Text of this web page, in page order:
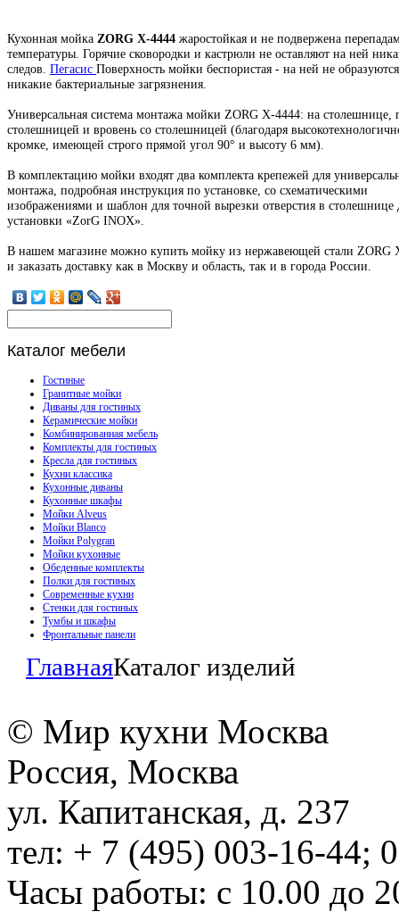
Кухонная мойка ZORG X-4444 жаростойкая и не подвержена
температуры. Горячие сковородки и кастрюли не оставляют на ней
следов. Пегасис Поверхность мойки беспористая - на ней не образуются
никакие бактериальные загрязнения.
Универсальная система монтажа мойки ZORG X-4444: на столешнице,
столешницей и вровень со столешницей (благодаря
кромке, имеющей строго прямой угол 90° и высоту 6 мм).
В комплектацию мойки входят два комплекта крепежей для
монтажа, подробная инструкция по установке, со схематическими
изображениями и шаблон для точной вырезки отверстия в столешнице
установки «ZorG INOX».
В нашем магазине можно купить мойку из нержавеющей стали ZORG
и заказать доставку как в Москву и область, так и в города России.
Каталог мебели
Гостиные
Гранитные мойки
Диваны для гостиных
Керамические мойки
Комбинированная мебель
Комплекты для гостиных
Кресла для гостиных
Кухни классика
Кухонные диваны
Кухонные шкафы
Мойки Alveus
Мойки Blanco
Мойки Polygran
Мойки кухонные
Обеденные комплекты
Полки для гостиных
Современные кухни
Стенки для гостиных
Тумбы и шкафы
Фронтальные панели
ГлавнаяКаталог изделий
© Мир кухни Москва
Россия, Москва
ул. Капитанская, д. 237
тел: + 7 (495) 003-16-44;
Часы работы: с 10.00 до